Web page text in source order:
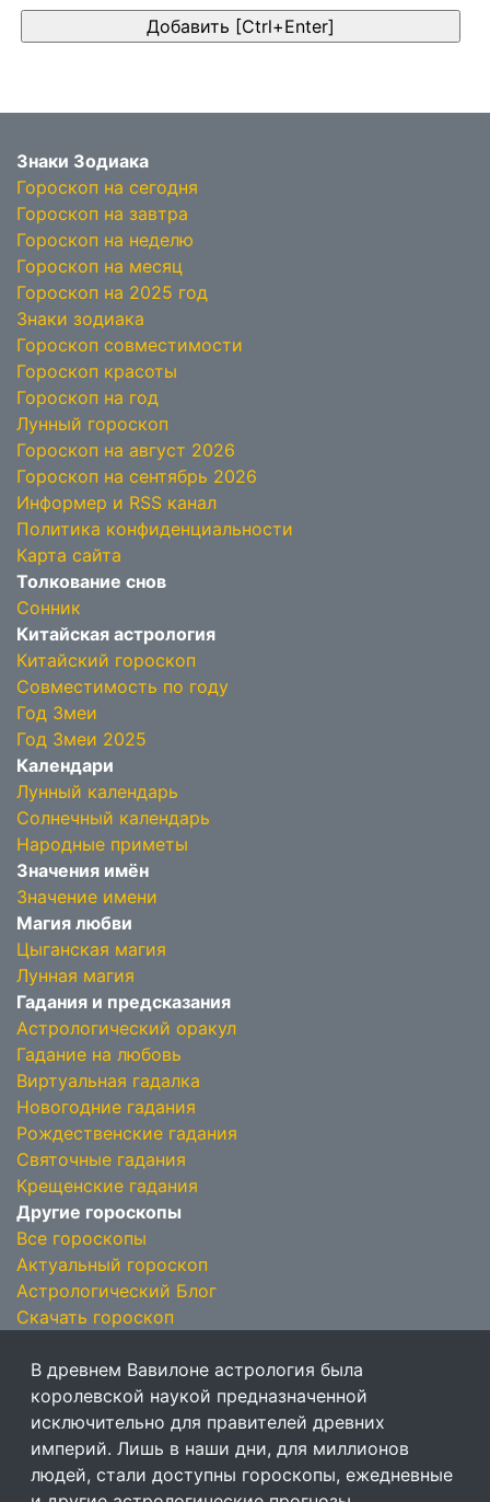
Знаки Зодиака
Гороскоп на сегодня
Гороскоп на завтра
Гороскоп на неделю
Гороскоп на месяц
Гороскоп на 2025 год
Знаки зодиака
Гороскоп совместимости
Гороскоп красоты
Гороскоп на год
Лунный гороскоп
Гороскоп на август 2026
Гороскоп на сентябрь 2026
Информер и RSS канал
Политика конфиденциальности
Карта сайта
Толкование снов
Сонник
Китайская астрология
Китайский гороскоп
Совместимость по году
Год Змеи
Год Змеи 2025
Календари
Лунный календарь
Солнечный календарь
Народные приметы
Значения имён
Значение имени
Магия любви
Цыганская магия
Лунная магия
Гадания и предсказания
Астрологический оракул
Гадание на любовь
Виртуальная гадалка
Новогодние гадания
Рождественские гадания
Святочные гадания
Крещенские гадания
Другие гороскопы
Все гороскопы
Актуальный гороскоп
Астрологический Блог
Скачать гороскоп
В древнем Вавилоне астрология была
королевской наукой предназначенной
исключительно для правителей древних
империй. Лишь в наши дни, для миллионов
людей, стали доступны гороскопы, ежедневные